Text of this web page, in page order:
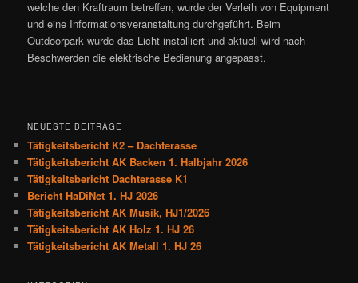
welche den Kraftraum betreffen, wurde der Verleih von Equipment
und eine Informationsveranstaltung durchgeführt. Beim
Outdoorpark wurde das Licht installiert und aktuell wird nach
Beschwerden die elektrische Bedienung angepasst.
NEUESTE BEITRÄGE
Tätigkeitsbericht K2 – Dachterasse
Tätigkeitsbericht AK Backen 1. Halbjahr 2026
Tätigkeitsbericht Dachterasse K1
Bericht HaDiNet 1. HJ 2026
Tätigkeitsbericht AK Musik, HJ1/2026
Tätigkeitsbericht AK Holz 1. HJ 26
Tätigkeitsbericht AK Metall 1. HJ 26